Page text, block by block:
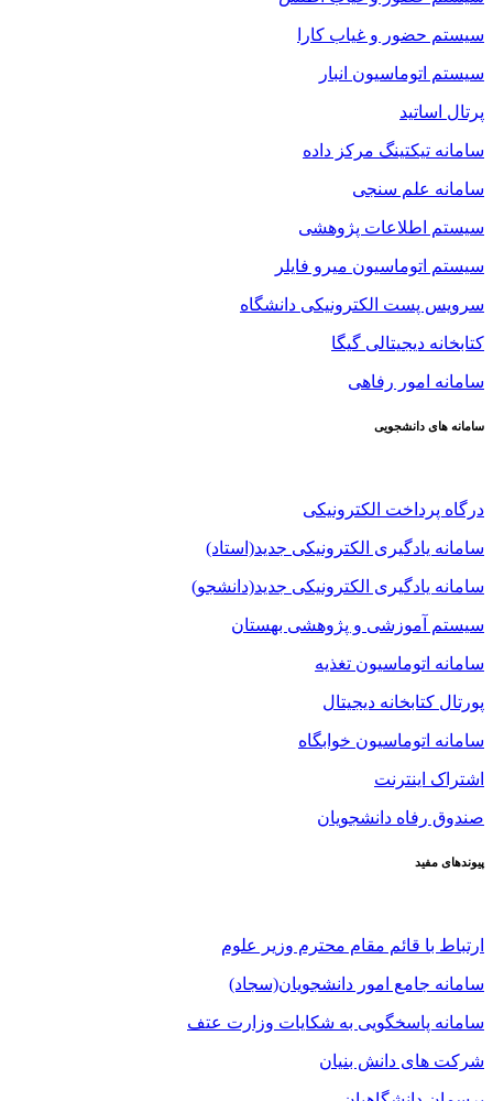
سیستم حضور و غیاب کارا
سیستم اتوماسیون انبار
پرتال اساتید
سامانه تیکتینگ مرکز داده
سامانه علم سنجی
سیستم اطلاعات پژوهشی
سیستم اتوماسیون میرو فایلر
سرویس پست الکترونیکی دانشگاه
کتابخانه دیجیتالی گیگا
سامانه امور رفاهی
سامانه های دانشجویی
درگاه پرداخت الکترونیکی
سامانه یادگیری الکترونیکی جدید(استاد)
سامانه یادگیری الکترونیکی جدید(دانشجو)
سیستم آموزشی و پژوهشی بهستان
سامانه اتوماسیون تغذیه
پورتال کتابخانه دیجیتال
سامانه اتوماسیون خوابگاه
اشتراک اینترنت
صندوق رفاه دانشجویان
پیوندهای مفید
ارتباط با قائم مقام محترم وزیر علوم
سامانه جامع امور دانشجویان(سجاد)
سامانه پاسخگویی به شکایات وزارت عتف
شرکت های دانش بنیان